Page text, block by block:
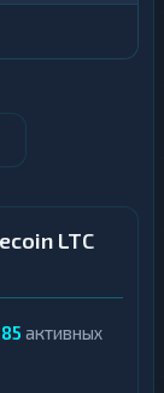
LTC
85 активных